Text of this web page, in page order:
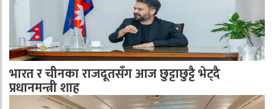
भारत र चीनका राजदूतसँग आज छुट्टाछुट्टै भेट्दै
प्रधानमन्त्री शाह